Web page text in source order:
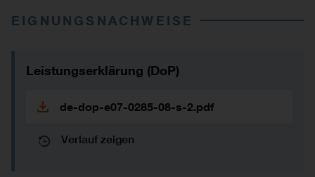
EIGNUNGSNACHWEISE
Leistungserklärung (DoP)
de-dop-e07-0285-08-s-2.pdf
Verlauf zeigen